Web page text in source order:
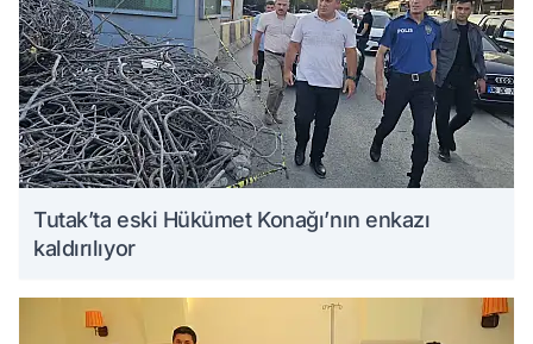
Tutak’ta eski Hükümet Konağı’nın enkazı
kaldırılıyor